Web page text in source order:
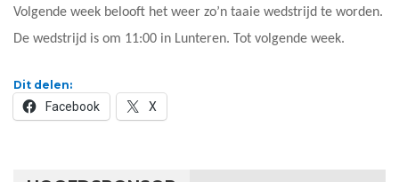
Volgende week belooft het weer zo’n taaie wedstrijd te worden.
De wedstrijd is om 11:00 in Lunteren. Tot volgende week.
Dit delen:
Facebook X